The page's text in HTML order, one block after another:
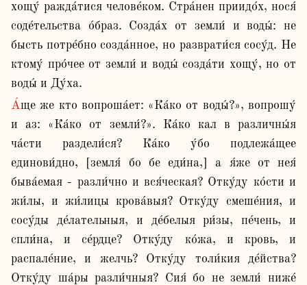
хощу́ ражда́тися челове́ком. Стра́нен приидо́х, нося́
соде́тельства о́браз. Созда́х от земли́ и воды́: не
бысть потре́бно созда́нное, но разврати́ся сосу́д. Не
ктому́ про́чее от земли́ и воды́ созда́ти хощу́, но от
воды́ и Ду́ха.
А́ще же кто вопроша́ет: «Ка́ко от воды́?», вопрошу́
и аз: «Ка́ко от земли́?». Ка́ко кал в различны́я
ча́сти раздели́ся? Ка́ко у́бо подлежа́щее
единови́дно, [земля́ бо бе еди́на,] а я́же от нея́
быва́емая ‐ разли́чно и вся́ческая? Отку́ду ко́сти и
жи́лы, и жи́лицы крова́выя? Отку́ду смеше́ния, и
сосу́ды де́лательныя, и де́белыя ри́зы, пе́чень, и
спли́на, и се́рдце? Отку́ду ко́жа, и кровь, и
распале́ние, и желчь? Отку́ду толи́кия де́йства?
Отку́ду ша́ры разли́чныя? Сия́ бо не земли́ ниже́